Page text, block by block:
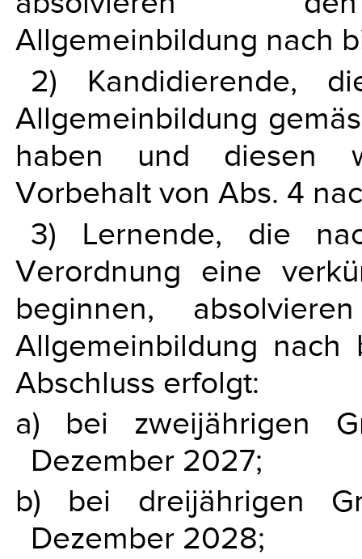
Allgemeinbildung nach
2) Kandidierende,
Allgemeinbildung
haben und diesen
Vorbehalt von Abs. 4
3) Lernende, die
Verordnung eine
beginnen,
Allgemeinbildung nach
Abschluss erfolgt:
a) bei zweijährigen
Dezember 2027;
b) bei dreijährigen
Dezember 2028;